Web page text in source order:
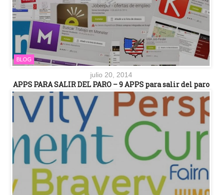
BLOG
julio 20, 2014
APPS PARA SALIR DEL PARO – 9 APPS para salir del paro